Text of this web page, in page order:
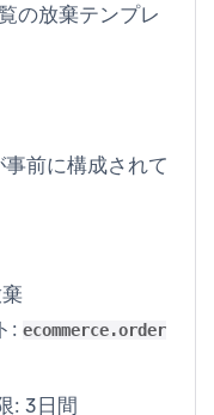
の放棄テンプレ
前に構成されて
: ecommerce.order
: 3日間